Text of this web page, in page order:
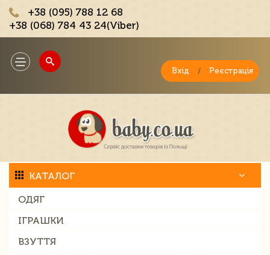
+38 (095) 788 12 68
+38 (068) 784 43 24(Viber)
Toggle
navigation
Вхід / Реєстрація
КАТАЛОГ
ОДЯГ
ІГРАШКИ
ВЗУТТЯ